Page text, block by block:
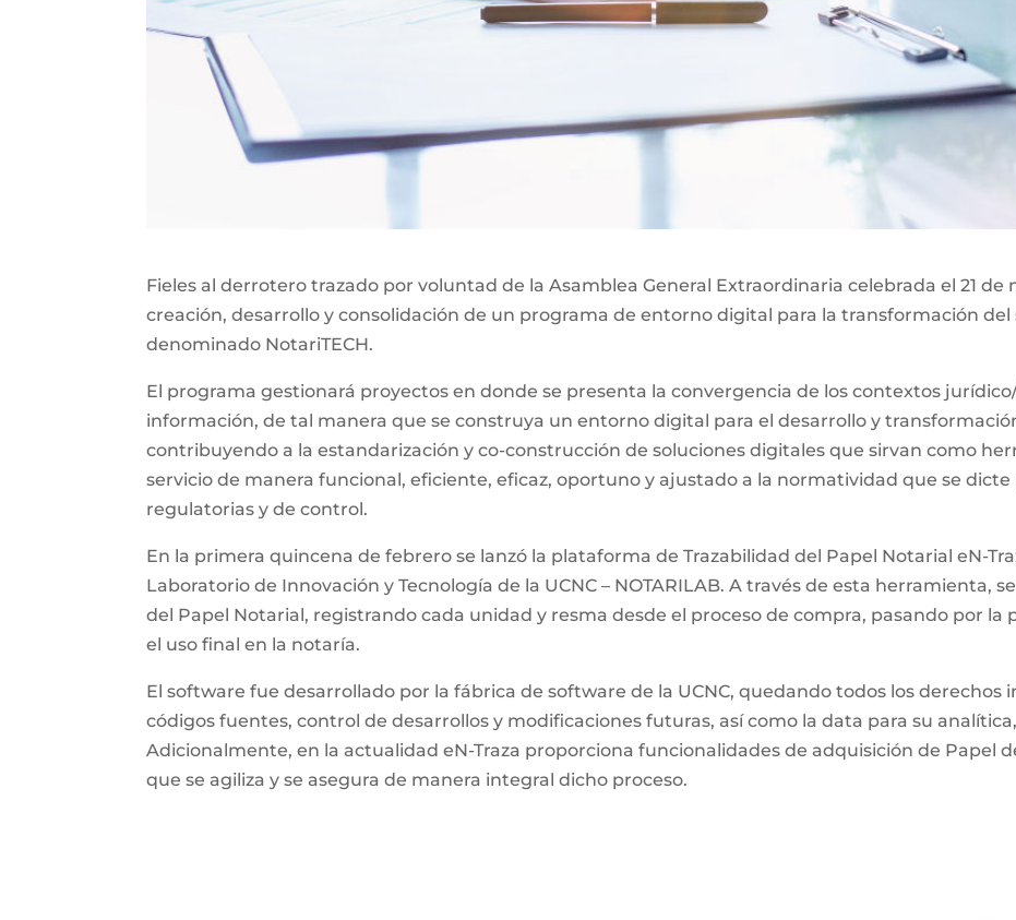
Fieles al derrotero trazado por voluntad de la Asamblea General Extraordinaria celebrada el 21 de
creación, desarrollo y consolidación de un programa de entorno digital para la transformación
denominado NotariTECH.
El programa gestionará proyectos en donde se presenta la convergencia de los contextos
información, de tal manera que se construya un entorno digital para el desarrollo y
contribuyendo a la estandarización y co-construcción de soluciones digitales que sirvan como
servicio de manera funcional, eficiente, eficaz, oportuno y ajustado a la normatividad que se
regulatorias y de control.
En la primera quincena de febrero se lanzó la plataforma de Trazabilidad del Papel Notarial eN-
Laboratorio de Innovación y Tecnología de la UCNC – NOTARILAB. A través de esta herramienta,
del Papel Notarial, registrando cada unidad y resma desde el proceso de compra, pasando por la
el uso final en la notaría.
El software fue desarrollado por la fábrica de software de la UCNC, quedando todos los derechos
códigos fuentes, control de desarrollos y modificaciones futuras, así como la data para su
Adicionalmente, en la actualidad eN-Traza proporciona funcionalidades de adquisición de Papel
que se agiliza y se asegura de manera integral dicho proceso.